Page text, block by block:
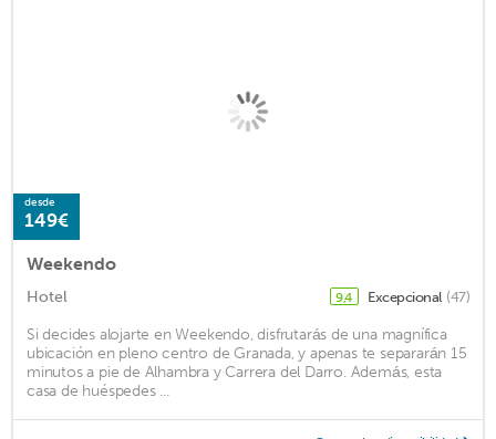
desde
149€
Weekendo
Hotel 9,4 Excepcional (47)
Si decides alojarte en Weekendo, disfrutarás de una magnífica
ubicación en pleno centro de Granada, y apenas te separarán 15
minutos a pie de Alhambra y Carrera del Darro. Además, esta
casa de huéspedes ...